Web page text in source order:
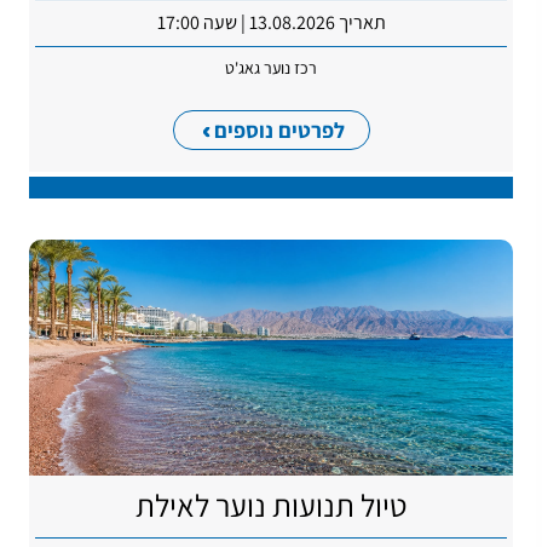
תאריך 13.08.2026 | שעה 17:00
רכז נוער גאג'ט
לפרטים נוספים
טיול תנועות נוער לאילת